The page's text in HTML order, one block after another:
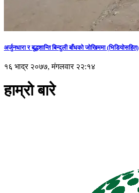
अर्जुनधारा र बुद्धशान्ति बिन्दुली बाँधको जोखिममा (भिडियाेसहित)
१६ भाद्र २०७७, मंगलवार २२:१४
हाम्रो बारे